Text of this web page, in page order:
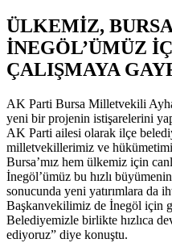
ÜLKEMİZ,
İNEGÖL’ÜMÜZ
ÇALIŞMAYA
AK Parti Bursa Milletvekili
yeni bir projenin istişarelerini
AK Parti ailesi olarak ilçe
milletvekillerimiz ve
Bursa’mız hem ülkemiz için
İnegöl’ümüz bu hızlı
sonucunda yeni yatırımlara da
Başkanvekilimiz de İnegöl için
Belediyemizle birlikte hızlıca
ediyoruz” diye konuştu.